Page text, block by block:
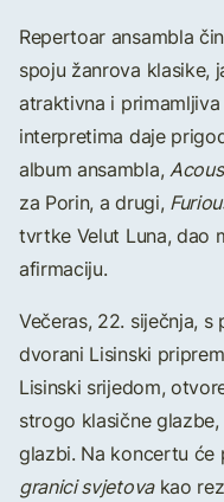
Repertoar ansambla
spoju žanrova klasike,
atraktivna i
interpretima daje
album ansambla,
za Porin, a drugi,
tvrtke Velut Luna, dao
afirmaciju.
Večeras, 22. siječnja,
dvorani Lisinski
Lisinski srijedom,
strogo klasične
glazbi. Na koncertu
granici svjetovakao